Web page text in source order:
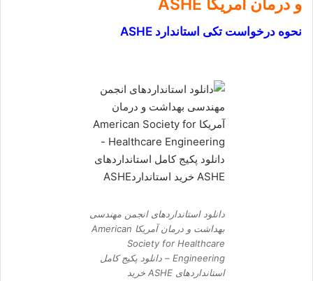
و درمان آمریکا ASHE
نحوه درخواست تکی استاندارد ASHE
دانلود استانداردهای انجمن مهندسی
بهداشت و درمان آمریکا American
Society for Healthcare
Engineering – دانلود پکیج کامل
استانداردهای ASHE خرید